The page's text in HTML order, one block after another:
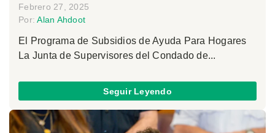
Febrero 27, 2025
Por:Alan Ahdoot
El Programa de Subsidios de Ayuda Para Hogares
La Junta de Supervisores del Condado de...
Seguir Leyendo